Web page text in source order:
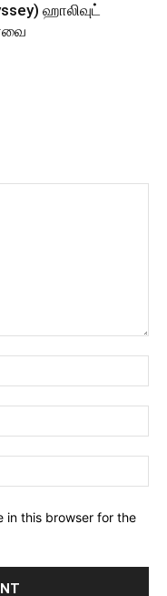
ஹாலிவுட்
in this browser for the